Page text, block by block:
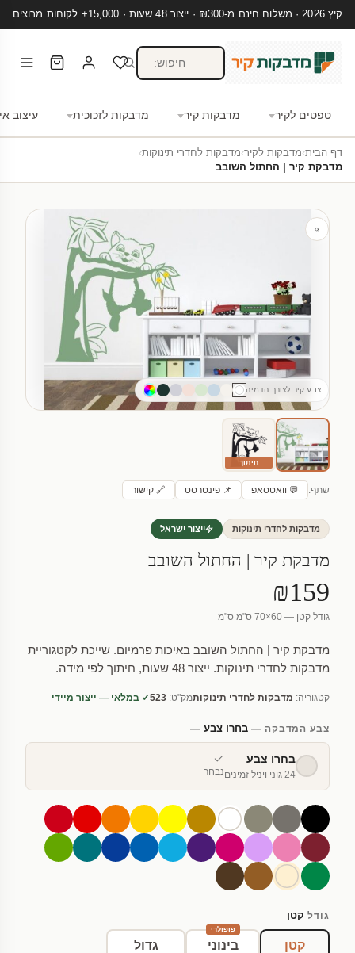
קיץ 2026 · משלוח חינם מ-₪300 · ייצור 48 שעות · 15,000+ לקוחות מרוצים
טפטים לקיר מדבקות קיר מדבקות לזכוכית עיצוב
דף הבית›מדבקות לקיר›מדבקות לחדרי תינוקות›
מדבקת קיר | החתול השובב
צבע קיר לצורך הדמיה
חיתוך
שתף: 💬 וואטסאפ 📌 פינטרסט 🔗 קישור
מדבקות לחדרי תינוקות ייצור ישראל
מדבקת קיר | החתול השובב
₪159
גודל קטן — 60×70 ס"מ ס"מ
מדבקת קיר | החתול השובב באיכות פרמיום. שייכת לקטגוריית
מדבקות לחדרי תינוקות. ייצור 48 שעות, חיתוך לפי מידה.
קטגוריה: מדבקות לחדרי תינוקותמק"ט: 523✓ במלאי — ייצור מיידי
צבע המדבקה— בחרו צבע —
בחרו צבע
24 גוני ויניל זמינים נבחר
גודל קטן
קטן
פופולרי
בינוני גדול